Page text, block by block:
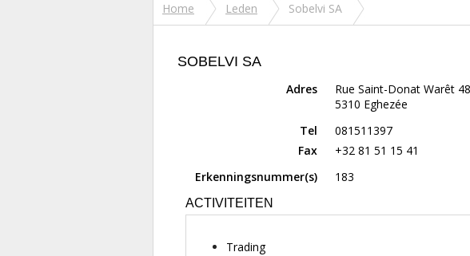
Home Leden Sobelvi SA
SOBELVI SA
Adres
Rue Saint-Donat Warêt 48
5310 Eghezée
Tel
081511397
Fax
+32 81 51 15 41
Erkenningsnummer(s)
183
ACTIVITEITEN
Trading